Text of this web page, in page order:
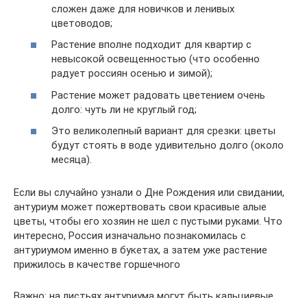
сложен даже для новичков и ленивых
цветоводов;
Растение вполне подходит для квартир с
невысокой освещенностью (что особенно
радует россиян осенью и зимой);
Растение может радовать цветением очень
долго: чуть ли не круглый год;
Это великолепный вариант для срезки: цветы
будут стоять в воде удивительно долго (около
месяца).
Если вы случайно узнали о Дне Рождения или свидании,
антуриум может пожертвовать свои красивые алые
цветы, чтобы его хозяин не шел с пустыми руками. Что
интересно, Россия изначально познакомилась с
антуриумом именно в букетах, а затем уже растение
прижилось в качестве горшечного